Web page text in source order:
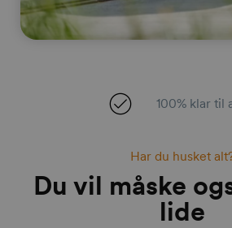
100% klar til
Har du husket
Du vil måske
lide